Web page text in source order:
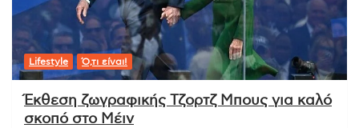
Lifestyle Ό,τι είναι!
Έκθεση ζωγραφικής Τζορτζ Μπους για καλό
σκοπό στο Μέιν